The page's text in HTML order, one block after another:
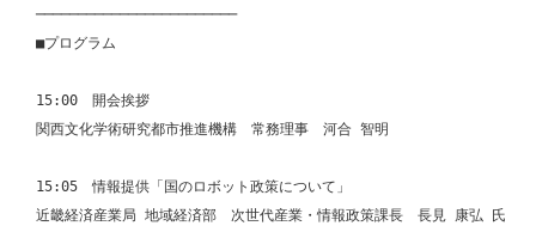
────────────────────────
■プログラム
15:00　開会挨拶
関西文化学術研究都市推進機構　常務理事　河合 智明
15:05　情報提供「国のロボット政策について」
近畿経済産業局 地域経済部　次世代産業・情報政策課長　長見 康弘 氏